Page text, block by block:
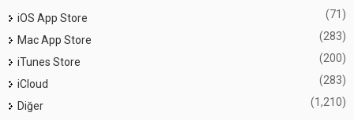
iOS App Store (71)
Mac App Store (283)
iTunes Store (200)
iCloud (283)
Diğer (1,210)